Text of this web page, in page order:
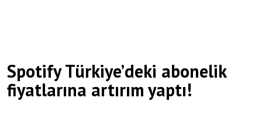
Spotify Türkiye’deki abonelik
fiyatlarına artırım yaptı!